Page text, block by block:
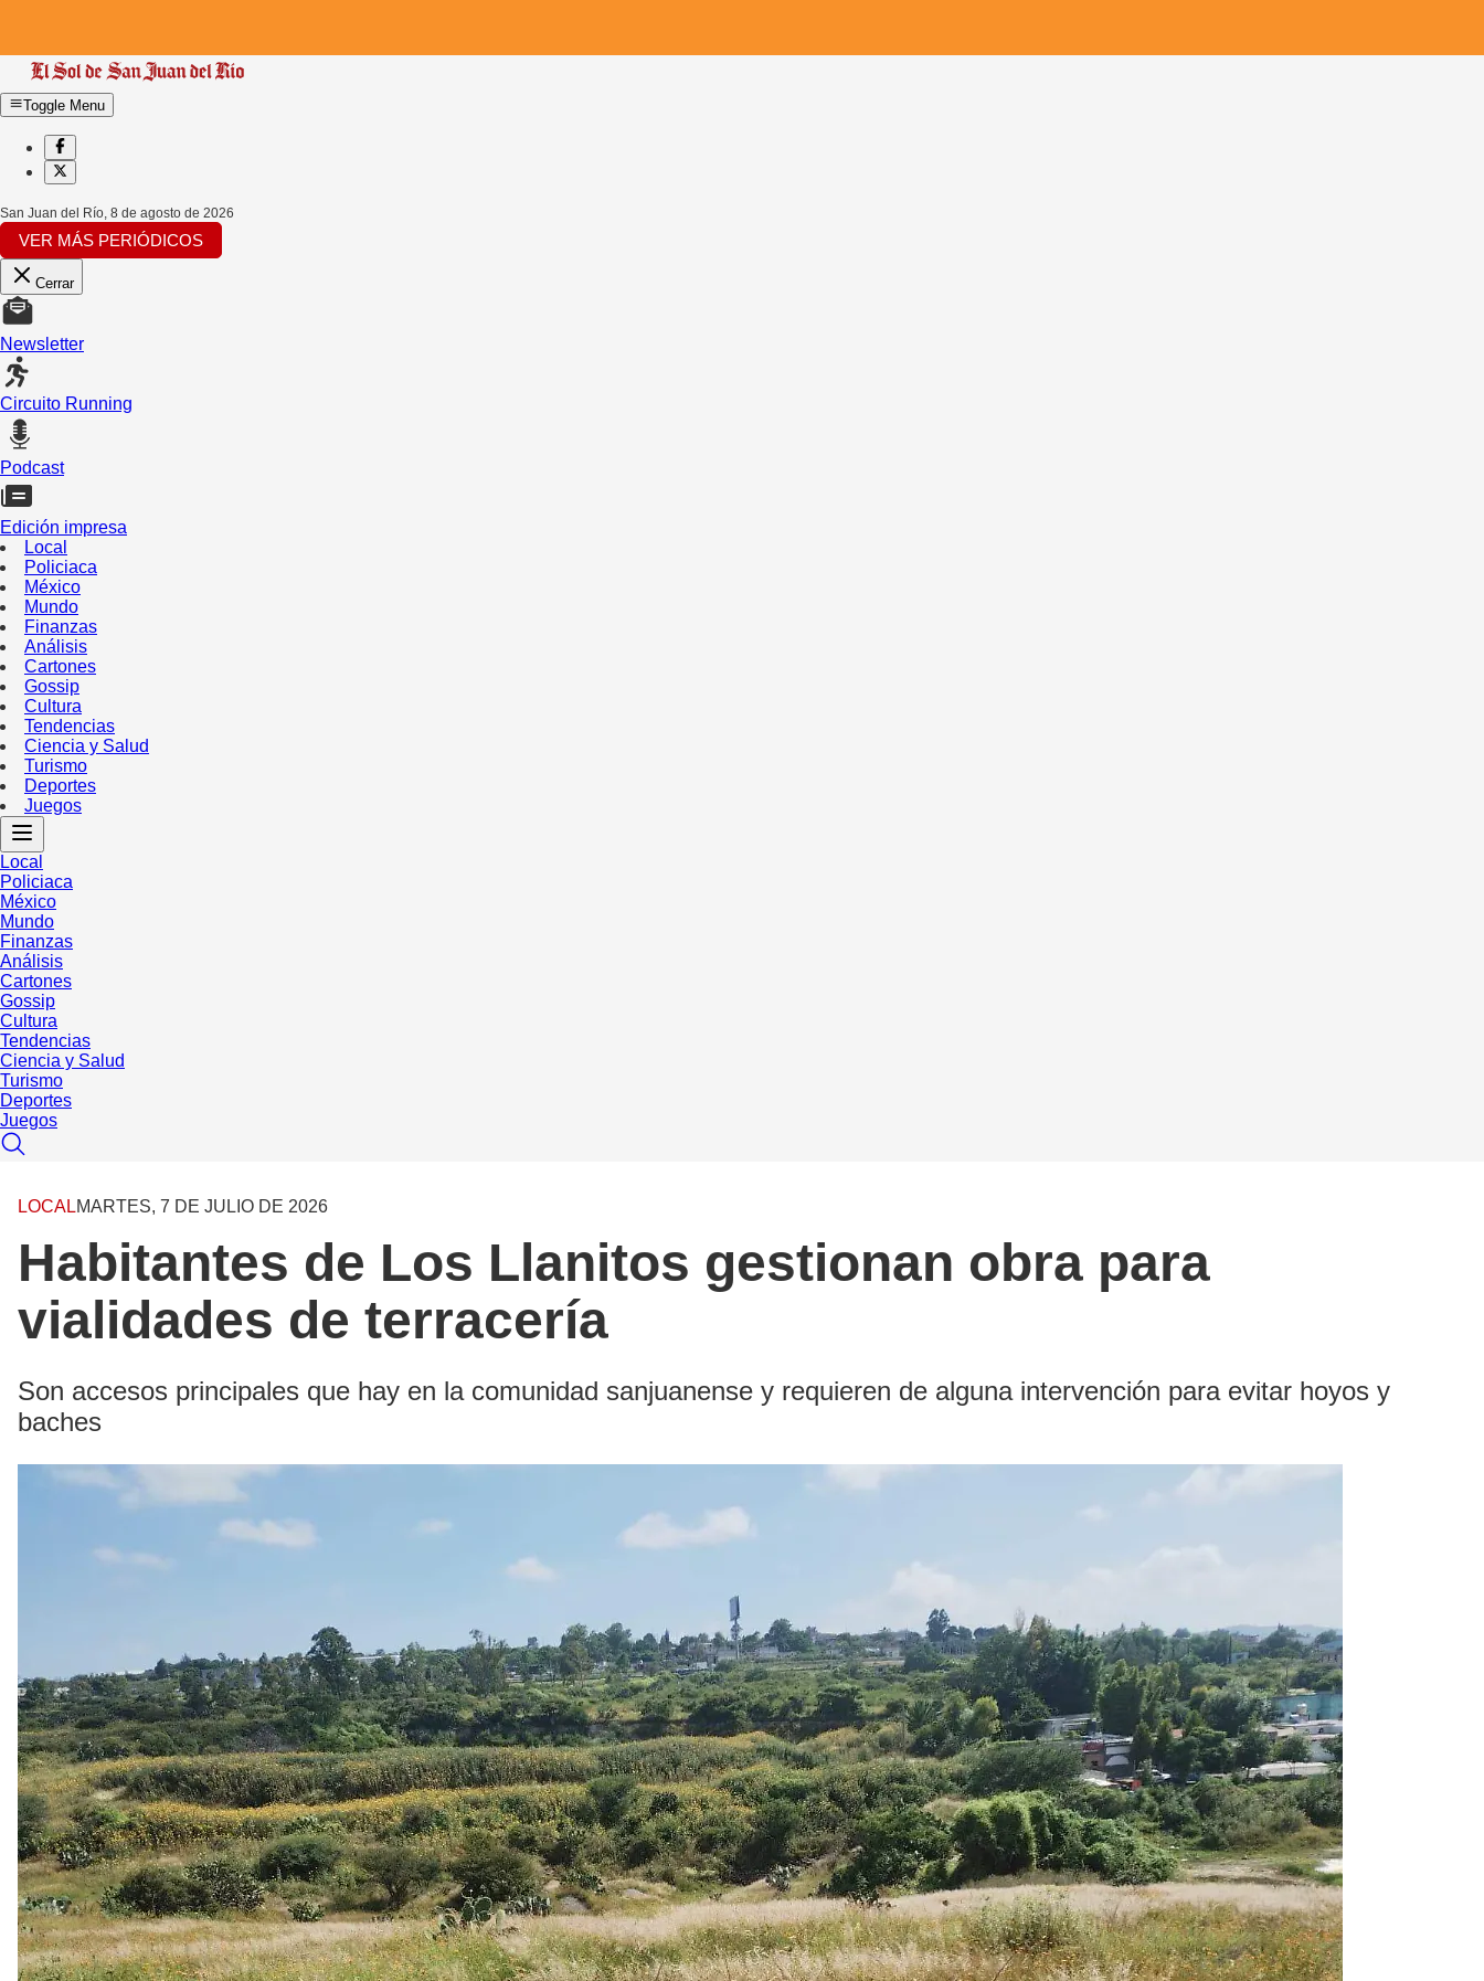
Toggle Menu
San Juan del Río, 8 de agosto de 2026
VER MÁS PERIÓDICOS
Cerrar
Newsletter
Circuito Running
Podcast
Edición impresa
Local
Policiaca
México
Mundo
Finanzas
Análisis
Cartones
Gossip
Cultura
Tendencias
Ciencia y Salud
Turismo
Deportes
Juegos
Local
Policiaca
México
Mundo
Finanzas
Análisis
Cartones
Gossip
Cultura
Tendencias
Ciencia y Salud
Turismo
Deportes
Juegos
LOCALMARTES, 7 DE JULIO DE 2026
Habitantes de Los Llanitos gestionan obra para
vialidades de terracería
Son accesos principales que hay en la comunidad sanjuanense y requieren de alguna intervención para evitar hoyos y
baches